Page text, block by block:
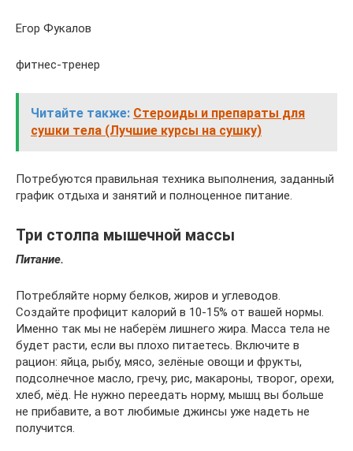
Егор Фукалов
фитнес-тренер
Читайте также: Стероиды и препараты для
сушки тела (Лучшие курсы на сушку)
Потребуются правильная техника выполнения, заданный
график отдыха и занятий и полноценное питание.
Три столпа мышечной массы
Питание.
Потребляйте норму белков, жиров и углеводов.
Создайте профицит калорий в 10-15% от вашей нормы.
Именно так мы не наберём лишнего жира. Масса тела не
будет расти, если вы плохо питаетесь. Включите в
рацион: яйца, рыбу, мясо, зелёные овощи и фрукты,
подсолнечное масло, гречу, рис, макароны, творог, орехи,
хлеб, мёд. Не нужно переедать норму, мышц вы больше
не прибавите, а вот любимые джинсы уже надеть не
получится.